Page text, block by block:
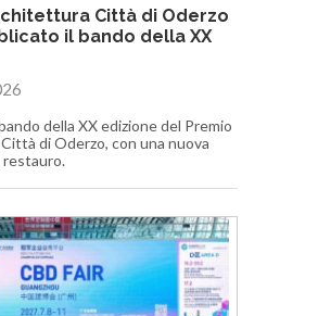
Città di Oderzo
il bando della XX
della XX edizione del Premio
di Oderzo, con una nuova
restauro.